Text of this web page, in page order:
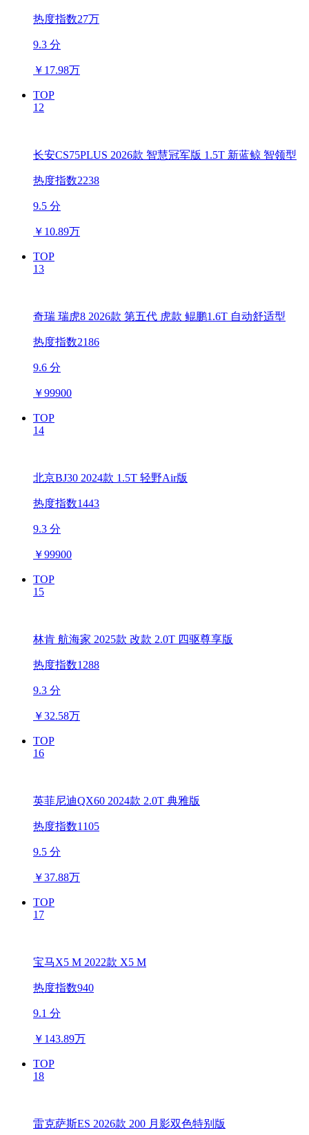
热度指数27万
9.3 分
￥ 17.98万
TOP
12
长安CS75PLUS 2026款 智慧冠军版 1.5T 新蓝鲸 智领型
热度指数2238
9.5 分
￥ 10.89万
TOP
13
奇瑞 瑞虎8 2026款 第五代 虎款 鲲鹏1.6T 自动舒适型
热度指数2186
9.6 分
￥99900
TOP
14
北京BJ30 2024款 1.5T 轻野Air版
热度指数1443
9.3 分
￥99900
TOP
15
林肯 航海家 2025款 改款 2.0T 四驱尊享版
热度指数1288
9.3 分
￥32.58万
TOP
16
英菲尼迪QX60 2024款 2.0T 典雅版
热度指数1105
9.5 分
￥37.88万
TOP
17
宝马X5 M 2022款 X5 M
热度指数940
9.1 分
￥ 143.89万
TOP
18
雷克萨斯ES 2026款 200 月影双色特别版